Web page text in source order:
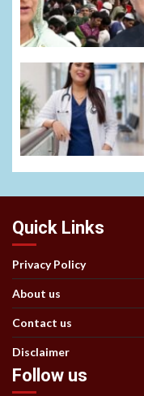
Quick Links
Privacy Policy
About us
Contact us
Disclaimer
Follow us